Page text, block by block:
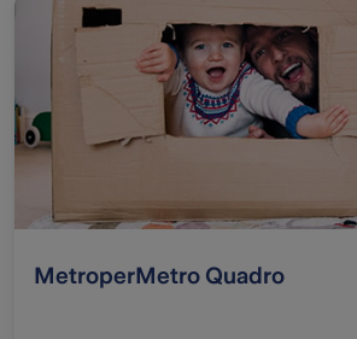
MetroperMetro Quadro